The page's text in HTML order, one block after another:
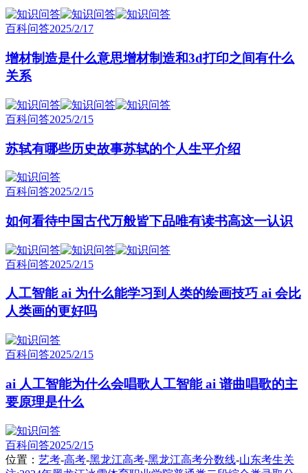
百科问答2025/2/17
增材制造是什么意思增材制造和3d打印之间有什么
关系
百科问答2025/2/15
苏轼有哪些历史故事苏轼的个人生平介绍
百科问答2025/2/15
如何看待中国古代万般皆下品唯有读书高这一认识
百科问答2025/2/15
人工智能 ai 为什么能学习到人类的绘画技巧 ai 会比
人类画的更好吗
百科问答2025/2/15
ai 人工智能为什么会唱歌人工智能 ai 谱曲唱歌的主
要原理是什么
百科问答2025/2/15
位置： 艺考-高考-黑龙江高考-黑龙江高考分数线-山东考生关